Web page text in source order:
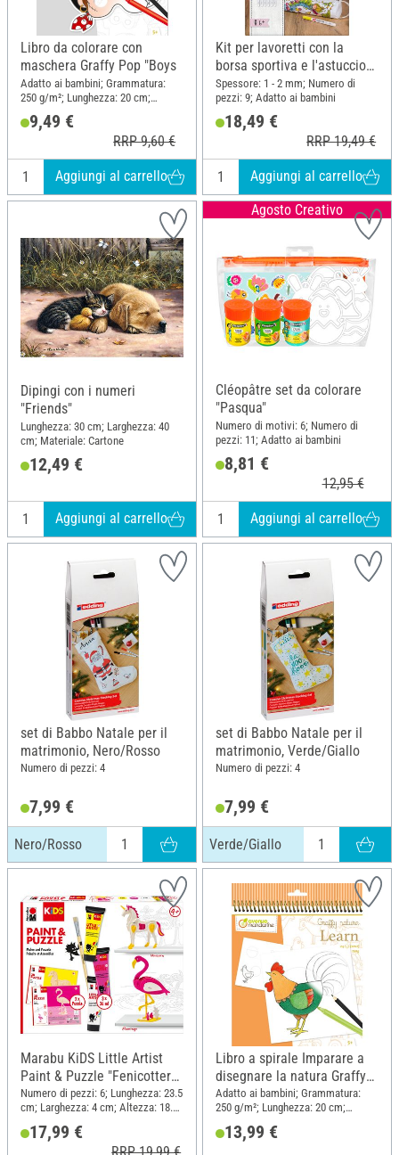
Libro da colorare con
maschera Graffy Pop "Boys
Adatto ai bambini; Grammatura:
250 g/m²; Lunghezza: 20 cm;
9,49 €
RRP 9,60 €
Aggiungi al carrello
Kit per lavoretti con la
borsa sportiva e l'astuccio
per le matite "Mermaid"
Spessore: 1 - 2 mm; Numero di
pezzi: 9; Adatto ai bambini
18,49 €
RRP 19,49 €
Aggiungi al carrello
Dipingi con i numeri
"Friends"
Lunghezza: 30 cm; Larghezza: 40
cm; Materiale: Cartone
12,49 €
Aggiungi al carrello
Agosto Creativo
Cléopâtre set da colorare
"Pasqua"
Numero di motivi: 6; Numero di
pezzi: 11; Adatto ai bambini
8,81 €
12,95 €
Aggiungi al carrello
set di Babbo Natale per il
matrimonio, Nero/Rosso
Numero di pezzi: 4
7,99 €
Nero/Rosso
set di Babbo Natale per il
matrimonio, Verde/Giallo
Numero di pezzi: 4
7,99 €
Verde/Giallo
Marabu KiDS Little Artist
Paint & Puzzle "Fenicottero
e unicorno".
Numero di pezzi: 6; Lunghezza: 23.5
cm; Larghezza: 4 cm; Altezza: 18.5
17,99 €
RRP 19,99 €
Libro a spirale Imparare a
disegnare la natura Graffy
"La fattoria"
Adatto ai bambini; Grammatura:
250 g/m²; Lunghezza: 20 cm;
13,99 €